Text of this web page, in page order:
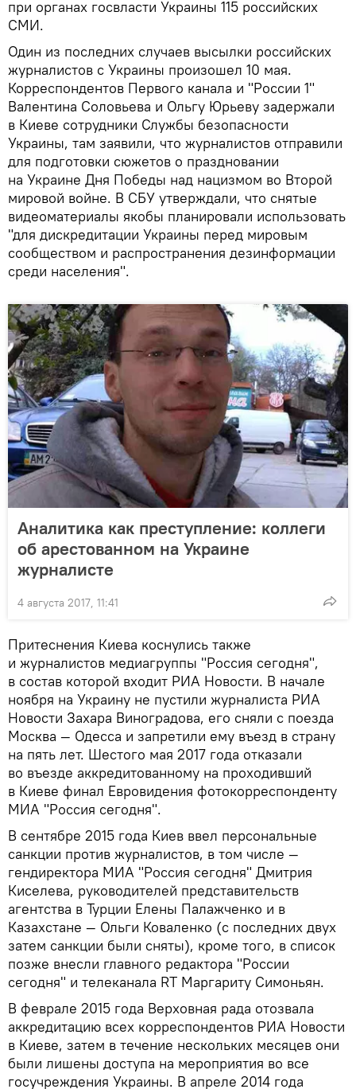
при органах госвласти Украины 115 российских
СМИ.
Один из последних случаев высылки российских
журналистов с Украины произошел 10 мая.
Корреспондентов Первого канала и "России 1"
Валентина Соловьева и Ольгу Юрьеву задержали
в Киеве сотрудники Службы безопасности
Украины, там заявили, что журналистов отправили
для подготовки сюжетов о праздновании
на Украине Дня Победы над нацизмом во Второй
мировой войне. В СБУ утверждали, что снятые
видеоматериалы якобы планировали использовать
"для дискредитации Украины перед мировым
сообществом и распространения дезинформации
среди населения".
Аналитика как преступление: коллеги
об арестованном на Украине
журналисте
4 августа 2017, 11:41
Притеснения Киева коснулись также
и журналистов медиагруппы "Россия сегодня",
в состав которой входит РИА Новости. В начале
ноября на Украину не пустили журналиста РИА
Новости Захара Виноградова, его сняли с поезда
Москва — Одесса и запретили ему въезд в страну
на пять лет. Шестого мая 2017 года отказали
во въезде аккредитованному на проходивший
в Киеве финал Евровидения фотокорреспонденту
МИА "Россия сегодня".
В сентябре 2015 года Киев ввел персональные
санкции против журналистов, в том числе —
гендиректора МИА "Россия сегодня" Дмитрия
Киселева, руководителей представительств
агентства в Турции Елены Палажченко и в
Казахстане — Ольги Коваленко (с последних двух
затем санкции были сняты), кроме того, в список
позже внесли главного редактора "России
сегодня" и телеканала RT Маргариту Симоньян.
В феврале 2015 года Верховная рада отозвала
аккредитацию всех корреспондентов РИА Новости
в Киеве, затем в течение нескольких месяцев они
были лишены доступа на мероприятия во все
госучреждения Украины. В апреле 2014 года